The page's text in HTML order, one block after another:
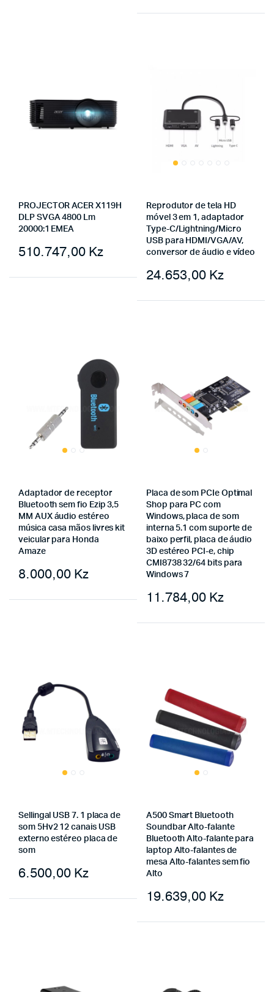
PROJECTOR ACER X119H
DLP SVGA 4800 Lm
20000:1 EMEA
510.747,00 Kz
Reprodutor de tela HD
móvel 3 em 1, adaptador
Type-C/Lightning/Micro
USB para HDMI/VGA/AV,
conversor de áudio e vídeo
24.653,00 Kz
Adaptador de receptor
Bluetooth sem fio Ezip 3,5
MM AUX áudio estéreo
música casa mãos livres kit
veicular para Honda
Amaze
8.000,00 Kz
Placa de som PCIe Optimal
Shop para PC com
Windows, placa de som
interna 5.1 com suporte de
baixo perfil, placa de áudio
3D estéreo PCI-e, chip
CMI8738 32/64 bits para
Windows 7
11.784,00 Kz
Sellingal USB 7. 1 placa de
som 5Hv2 12 canais USB
externo estéreo placa de
som
6.500,00 Kz
A500 Smart Bluetooth
Soundbar Alto-falante
Bluetooth Alto-falante para
laptop Alto-falantes de
mesa Alto-falantes sem fio
Alto
19.639,00 Kz